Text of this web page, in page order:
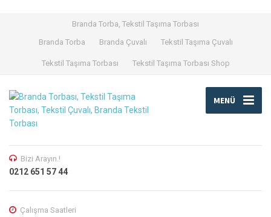
Branda Torba, Tekstil Taşıma Torbası
Branda Torba
Branda Çuvalı Tekstil Taşıma Çuvalı
Tekstil Taşıma Torbası Tekstil Taşıma Torbası Shop
MENÜ
Bizi Arayın.!
0212 651 57 44
Çalışma Saatleri